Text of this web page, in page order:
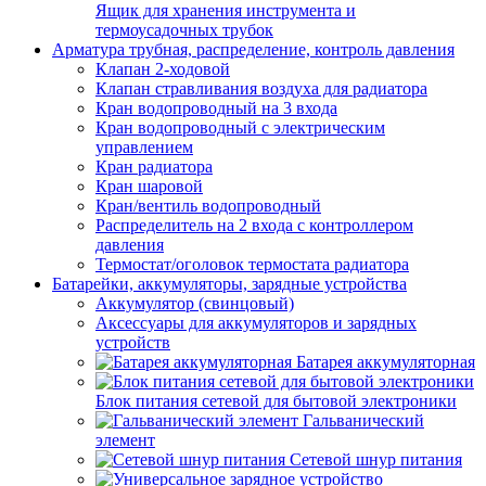
Ящик для хранения инструмента и
термоусадочных трубок
Арматура трубная, распределение, контроль давления
Клапан 2-ходовой
Клапан стравливания воздуха для радиатора
Кран водопроводный на 3 входа
Кран водопроводный с электрическим
управлением
Кран радиатора
Кран шаровой
Кран/вентиль водопроводный
Распределитель на 2 входа с контроллером
давления
Термостат/оголовок термостата радиатора
Батарейки, аккумуляторы, зарядные устройства
Аккумулятор (свинцовый)
Аксессуары для аккумуляторов и зарядных
устройств
Батарея аккумуляторная
Блок питания сетевой для бытовой электроники
Гальванический
элемент
Сетевой шнур питания